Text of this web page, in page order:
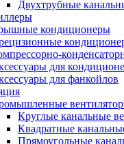
Двухтрубные
кондиционеры
для
для фанкойлов
Круглые канальные
Квадратные
Прямоугольные